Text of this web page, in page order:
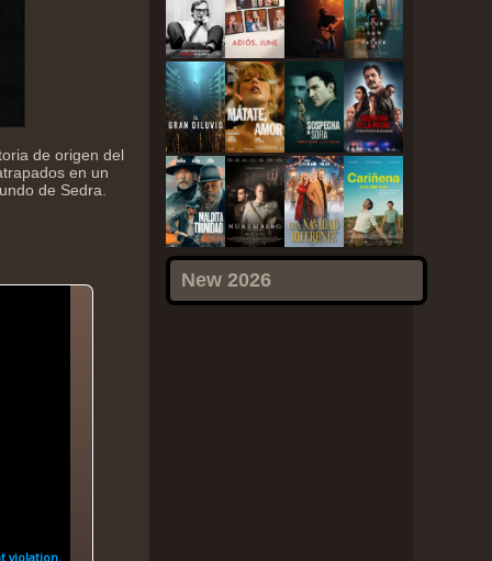
New 2026
de origen del
en un
de Sedra.